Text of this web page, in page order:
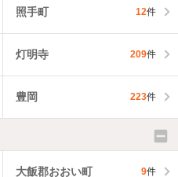
照手町 12件
灯明寺 209件
豊岡 223件
大飯郡おおい町 9件